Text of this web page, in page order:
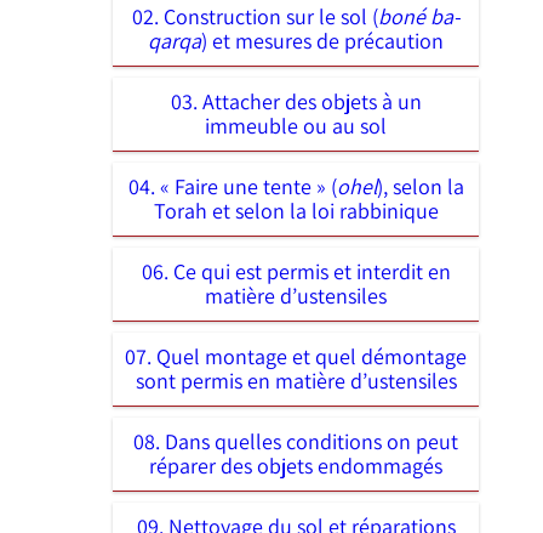
02. Construction sur le sol (boné ba-
qarqa) et mesures de précaution
03. Attacher des objets à un
immeuble ou au sol
04. « Faire une tente » (ohel), selon la
Torah et selon la loi rabbinique
06. Ce qui est permis et interdit en
matière d’ustensiles
07. Quel montage et quel démontage
sont permis en matière d’ustensiles
08. Dans quelles conditions on peut
réparer des objets endommagés
09. Nettoyage du sol et réparations